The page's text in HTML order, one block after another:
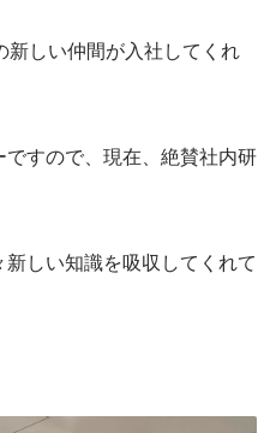
しい仲間が入社してくれ
すので、現在、絶賛社内研
しい知識を吸収してくれて